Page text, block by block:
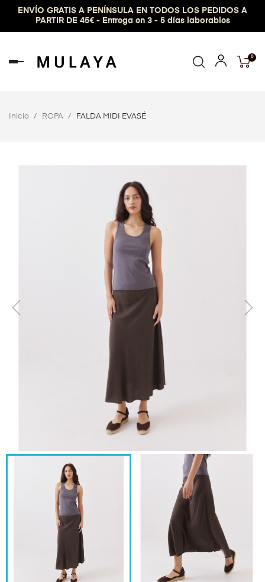
ENVÍO GRATIS A PENÍNSULA EN TODOS LOS PEDIDOS A
PARTIR DE 45€ - Entrega en 3 - 5 días laborables
Navegación
0
Inicio ROPA FALDA MIDI EVASÉ